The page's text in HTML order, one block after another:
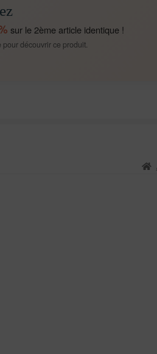
sur le 2ème article identique !
découvrir ce produit.